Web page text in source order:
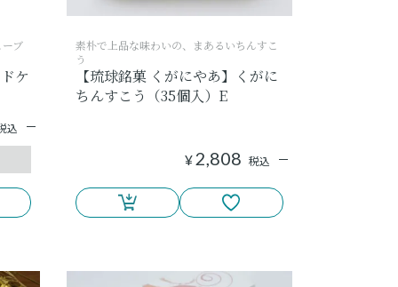
ブ
ケ
込
素朴で上品な味わいの、まあるいちんすこ
う
【琉球銘菓 くがにやあ】くがに
ちんすこう（35個入）E
¥ 2,808 税込